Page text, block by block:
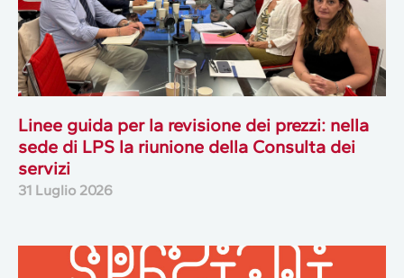
Linee guida per la revisione dei prezzi: nella
sede di LPS la riunione della Consulta dei
servizi
31 Luglio 2026